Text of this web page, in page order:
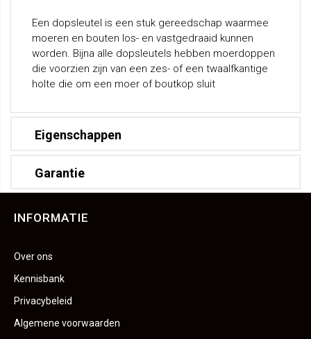
Een dopsleutel is een stuk gereedschap waarmee
moeren en bouten los- en vastgedraaid kunnen
worden. Bijna alle dopsleutels hebben moerdoppen
die voorzien zijn van een zes- of een twaalfkantige
holte die om een moer of boutkop sluit
Eigenschappen
Garantie
INFORMATIE
Over ons
Kennisbank
Privacybeleid
Algemene voorwaarden